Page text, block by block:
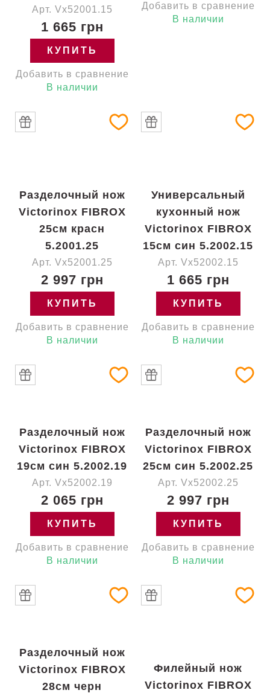
Арт. Vx52001.15
1 665 грн
КУПИТЬ
Добавить в сравнение
В наличии
Добавить в сравнение
В наличии
Разделочный нож
Victorinox FIBROX
25см красн
5.2001.25
Арт. Vx52001.25
2 997 грн
КУПИТЬ
Добавить в сравнение
В наличии
Универсальный
кухонный нож
Victorinox FIBROX
15см син 5.2002.15
Арт. Vx52002.15
1 665 грн
КУПИТЬ
Добавить в сравнение
В наличии
Разделочный нож
Victorinox FIBROX
19см син 5.2002.19
Арт. Vx52002.19
2 065 грн
КУПИТЬ
Добавить в сравнение
В наличии
Разделочный нож
Victorinox FIBROX
25см син 5.2002.25
Арт. Vx52002.25
2 997 грн
КУПИТЬ
Добавить в сравнение
В наличии
Разделочный нож
Victorinox FIBROX
28см черн
Филейный нож
Victorinox FIBROX